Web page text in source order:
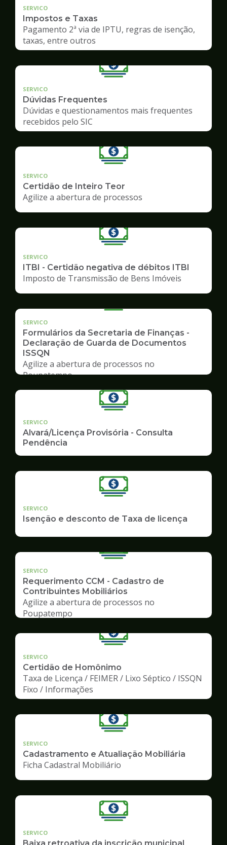
SERVICO
Impostos e Taxas
Pagamento 2ª via de IPTU, regras de isenção,
taxas, entre outros
SERVICO
Dúvidas Frequentes
Dúvidas e questionamentos mais frequentes
recebidos pelo SIC
SERVICO
Certidão de Inteiro Teor
Agilize a abertura de processos
SERVICO
ITBI - Certidão negativa de débitos ITBI
Imposto de Transmissão de Bens Imóveis
SERVICO
Formulários da Secretaria de Finanças -
Declaração de Guarda de Documentos
ISSQN
Agilize a abertura de processos no
Poupatempo
SERVICO
Alvará/Licença Provisória - Consulta
Pendência
SERVICO
Isenção e desconto de Taxa de licença
SERVICO
Requerimento CCM - Cadastro de
Contribuintes Mobiliários
Agilize a abertura de processos no
Poupatempo
SERVICO
Certidão de Homônimo
Taxa de Licença / FEIMER / Lixo Séptico / ISSQN
Fixo / Informações
SERVICO
Cadastramento e Atualiação Mobiliária
Ficha Cadastral Mobiliário
SERVICO